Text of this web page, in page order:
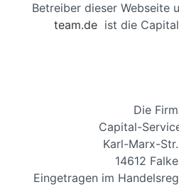
Betreiber dieser Webseite
team.de ist die
Die
Capital-
Karl-Marx-
14612
Eingetragen im